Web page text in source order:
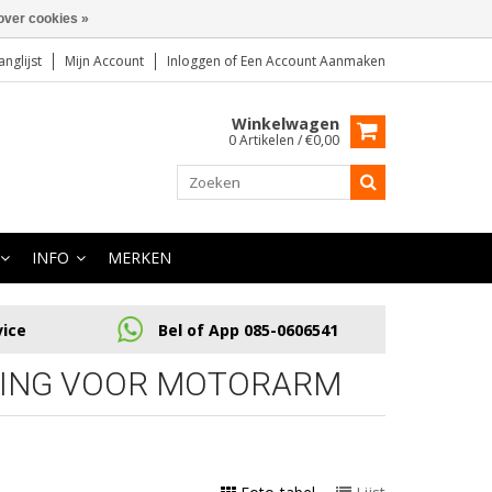
Mijn Account Inloggen of Een Account Aanmaken
Winkelwagen
0 Artikelen / €0,00
INFO MERKEN
Bel of App 085-0606541
VOOR MOTORARM
cookies »